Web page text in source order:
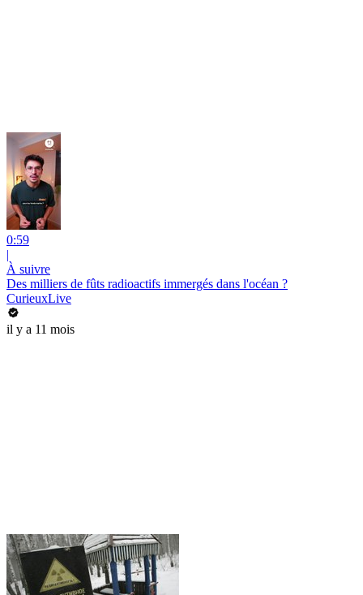
0:59
|
À suivre
Des milliers de fûts radioactifs immergés dans l'océan ?
CurieuxLive
il y a 11 mois